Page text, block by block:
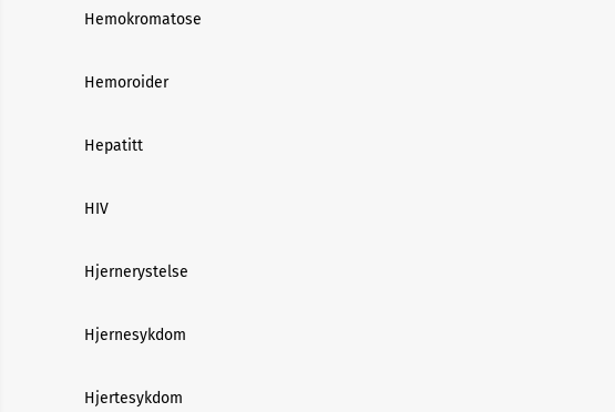
Hemokromatose
Hemoroider
Hepatitt
HIV
Hjernerystelse
Hjernesykdom
Hjertesykdom